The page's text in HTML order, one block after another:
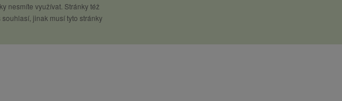
nesmíte využívat. Stránky též
jinak musí tyto stránky